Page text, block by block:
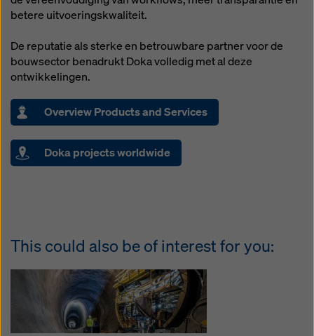
betere uitvoeringskwaliteit.
De reputatie als sterke en betrouwbare partner voor de
bouwsector benadrukt Doka volledig met al deze
ontwikkelingen.
Overview Products and Services
Doka projects worldwide
This could also be of interest for you: